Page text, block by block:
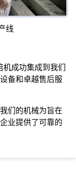
线
成功集成到我们
备和卓越售后服
们的机械为旨在
业提供了可靠的